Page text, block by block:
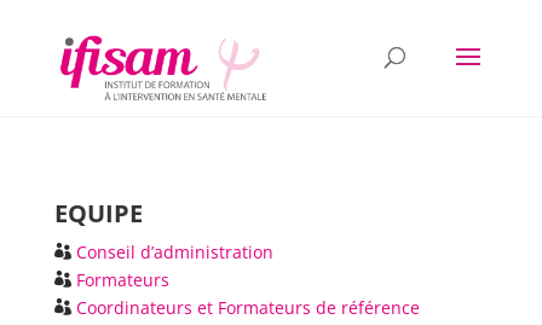
EQUIPE
Conseil d’administration
Formateurs
Coordinateurs et Formateurs de référence